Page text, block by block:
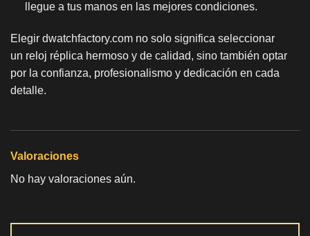
llegue a tus manos en las mejores condiciones.
Elegir dwatchfactory.com no solo significa seleccionar
un reloj réplica hermoso y de calidad, sino también optar
por la confianza, profesionalismo y dedicación en cada
detalle.
Valoraciones
No hay valoraciones aún.